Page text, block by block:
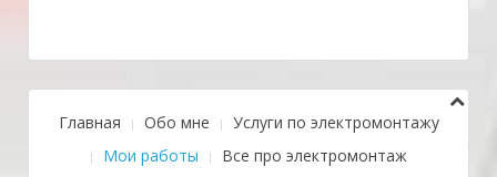
Главная Обо мне
Услуги по электромонтажу
Мои работы
Все про электромонтаж